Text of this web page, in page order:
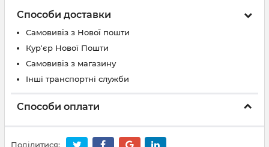
Способи доставки
Самовивіз з Нової пошти
Кур'єр Нової Пошти
Самовивіз з магазину
Інші транспортні служби
Способи оплати
Поділитися: